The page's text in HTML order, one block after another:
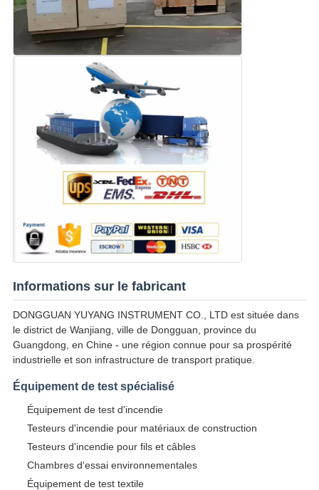
Informations sur le fabricant
DONGGUAN YUYANG INSTRUMENT CO., LTD est située dans
le district de Wanjiang, ville de Dongguan, province du
Guangdong, en Chine - une région connue pour sa prospérité
industrielle et son infrastructure de transport pratique.
Équipement de test spécialisé
Équipement de test d'incendie
Testeurs d'incendie pour matériaux de construction
Testeurs d'incendie pour fils et câbles
Chambres d'essai environnementales
Équipement de test textile